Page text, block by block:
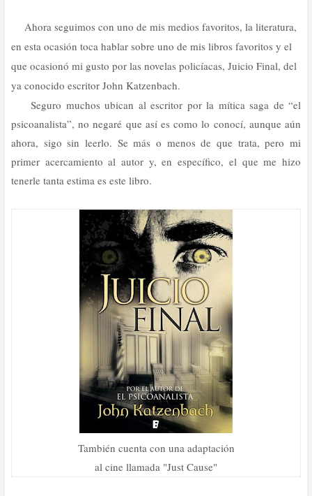
Ahora seguimos con uno de mis medios favoritos, la literatura,
en esta ocasión toca hablar sobre uno de mis libros favoritos y el
que ocasionó mi gusto por las novelas policíacas, Juicio Final, del
ya conocido escritor John Katzenbach.
Seguro muchos ubican al escritor por la mítica saga de “el
psicoanalista”, no negaré que así es como lo conocí, aunque aún
ahora, sigo sin leerlo. Se más o menos de que trata, pero mi
primer acercamiento al autor y, en específico, el que me hizo
tenerle tanta estima es este libro.
También cuenta con una adaptación
al cine llamada "Just Cause"